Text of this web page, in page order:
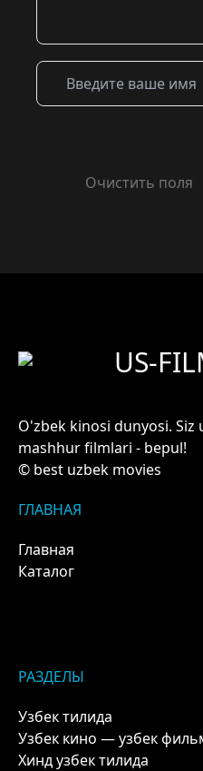
Очистить поля
US-
O'zbek kinosi dunyosi.
mashhur filmlari - bepul!
© best uzbek movies
ГЛАВНАЯ
Главная
Каталог
РАЗДЕЛЫ
Узбек тилида
Узбек кино — узбек
Хинд узбек тилида